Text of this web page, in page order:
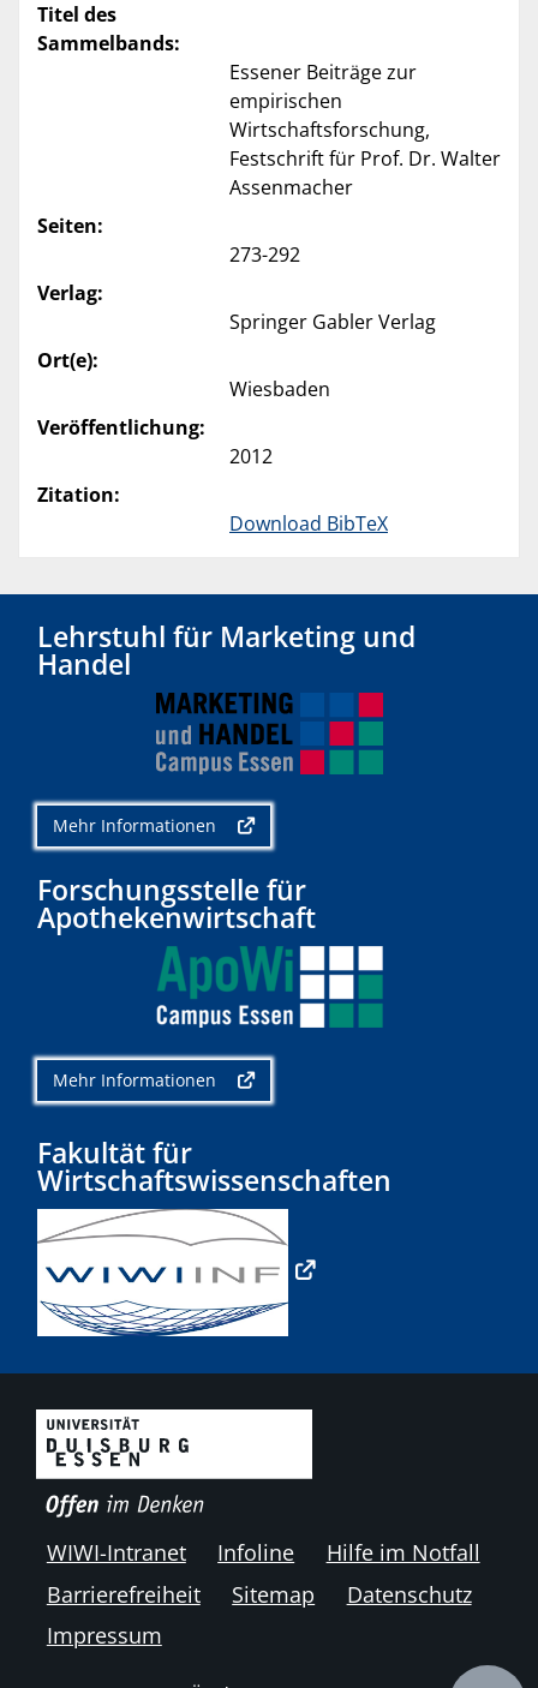
Titel des
Sammelbands:
Essener Beiträge zur
empirischen
Wirtschaftsforschung,
Festschrift für Prof. Dr. Walter
Assenmacher
Seiten:
273-292
Verlag:
Springer Gabler Verlag
Ort(e):
Wiesbaden
Veröffentlichung:
2012
Zitation:
Download BibTeX
Lehrstuhl für Marketing und
Handel
Mehr Informationen
Forschungsstelle für
Apothekenwirtschaft
Mehr Informationen
Fakultät für
Wirtschaftswissenschaften
WIWI-Intranet Infoline
Hilfe im Notfall
Barrierefreiheit
Sitemap
Datenschutz
Impressum